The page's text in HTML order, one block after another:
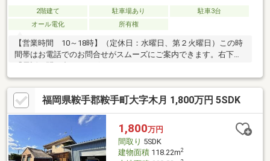
2階建て 駐車場あり
駐車3台
オール電化
所有権
【営業時間 10～18時】（定休日：水曜日、第２火曜日）この時
間帯はお電話でのお問合せがスムーズにご案内できます。右下の
福岡県鞍手郡鞍手町大字木月 1,800万円 5SDK
1,800万円
間取り 5SDK
建物面積118.22m2